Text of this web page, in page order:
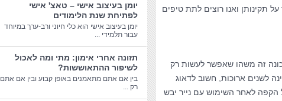
תקינותן ואנו רוצים לתת טיפים
זה משהו שאפשר לעשות רק
לשנים ארוכות, חשוב לדאוג
הקפה לאחר השימוש עם נייר יבש
יומן בעיצוב אישי – טאצ' אישי
לפתיחת שנת הלימודים
יומן בעיצוב אישי הוא כלי חיוני ורב-ערך במיוחד
עבור תלמידי ...
תזונה אחרי אימון: מתי ומה לאכול
לשיפור ההתאוששות?
בין אם אתם מתאמנים באופן קבוע ובין אם אתם
רק ...